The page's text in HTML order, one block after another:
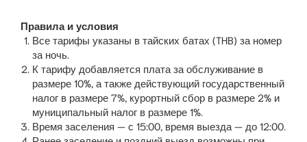
Правила и условия
Все тарифы указаны в тайских батах (THB) за номер
за ночь.
К тарифу добавляется плата за обслуживание в
размере 10%, а также действующий государственный
налог в размере 7%, курортный сбор в размере 2% и
муниципальный налог в размере 1%.
Время заселения — с 15:00, время выезда — до 12:00.